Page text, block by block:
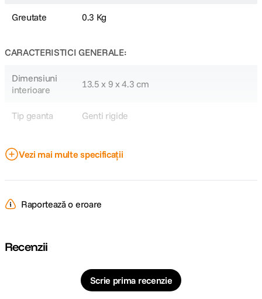
Greutate 0.3 Kg
CARACTERISTICI GENERALE:
Dimensiuni
interioare
13.5 x 9 x 4.3 cm
Tip geanta Genti rigide
DETALII PRODUCATOR
Vezi mai multe specificații
Raportează o eroare
Recenzii
Scrie prima recenzie